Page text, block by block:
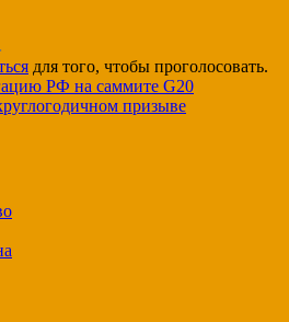
для того, чтобы проголосовать.
РФ на саммите G20
призыве